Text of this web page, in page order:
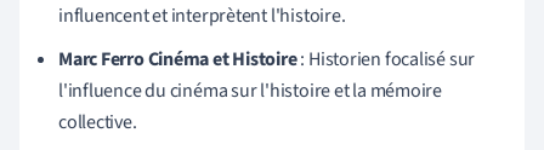
influencent et interprètent l'histoire.
Marc Ferro Cinéma et Histoire: Historien focalisé sur
l'influence du cinéma sur l'histoire et la mémoire
collective.